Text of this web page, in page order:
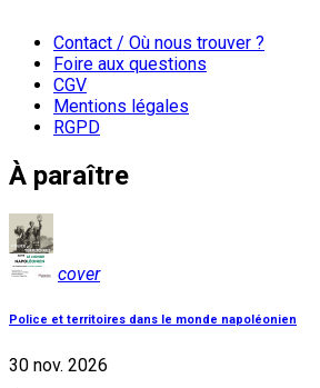
Contact / Où nous trouver ?
Foire aux questions
CGV
Mentions légales
RGPD
À paraître
cover
Police et territoires dans le monde napoléonien
30 nov. 2026